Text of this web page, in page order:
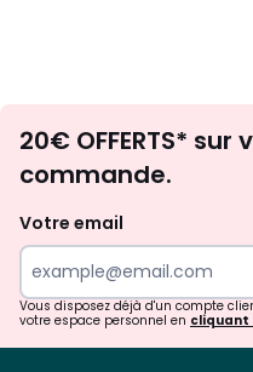
20€ OFFERTS*
commande.
Votre email
Vous disposez déjà d'un compte
votre espace personnel en cliquant